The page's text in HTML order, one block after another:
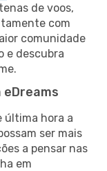
de voos,
com
comunidade
e descubra
eDreams
última hora a
ser mais
a pensar nas
em